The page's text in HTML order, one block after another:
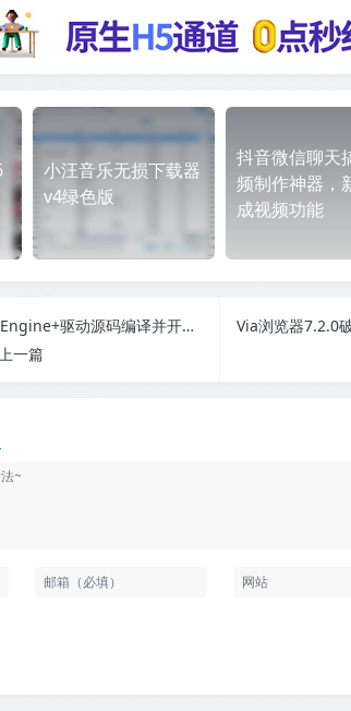
小汪音乐无损下载器
v4绿色版
抖音微信聊天
频制作神器，
成视频功能
Windows11下的Cheat Engine+驱动源码编译并开启DBVM模式-幽络源技术
一篇